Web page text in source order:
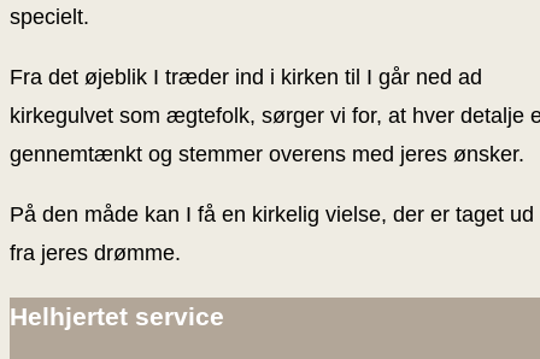
specielt.
Fra det øjeblik I træder ind i kirken til I går ned ad
kirkegulvet som ægtefolk, sørger vi for, at hver detalje
gennemtænkt og stemmer overens med jeres ønsker.
På den måde kan I få en kirkelig vielse, der er taget ud
fra jeres drømme.
Helhjertet service